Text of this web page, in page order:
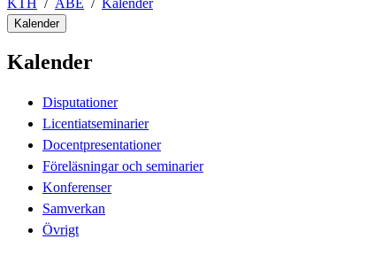
KTH ABE Kalender
Kalender
Kalender
Disputationer
Licentiatseminarier
Docentpresentationer
Föreläsningar och seminarier
Konferenser
Samverkan
Övrigt